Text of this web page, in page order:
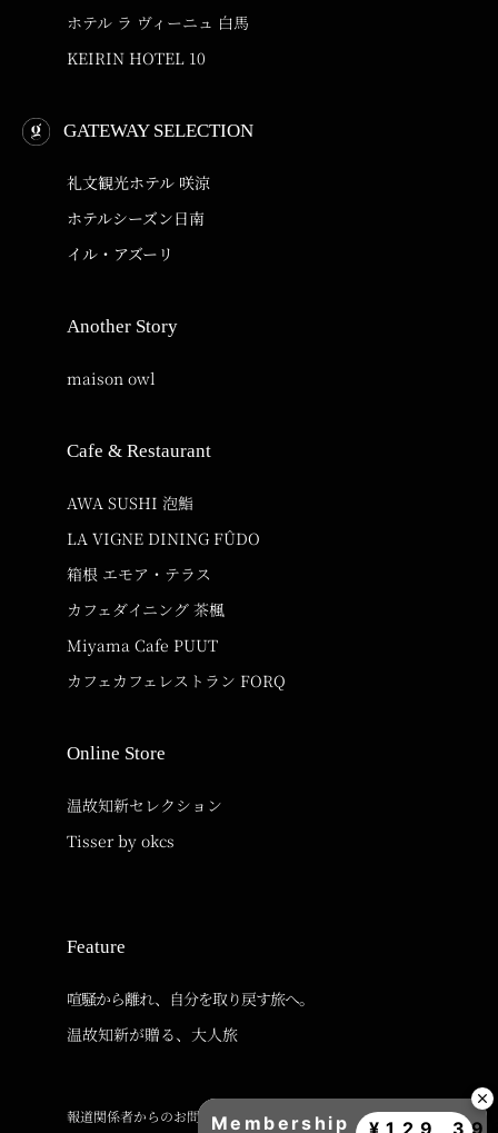
ホテル ラ ヴィーニュ 白馬
KEIRIN HOTEL 10
GATEWAY SELECTION
礼文観光ホテル 咲涼
ホテルシーズン日南
イル・アズーリ
Another Story
maison owl
Cafe & Restaurant
AWA SUSHI 泡鮨
LA VIGNE DINING FÛDO
箱根 エモア・テラス
カフェダイニング 茶楓
Miyama Cafe PUUT
カフェカフェレストラン FORQ
Online Store
温故知新セレクション
Tisser by okcs
Feature
喧騒から離れ、自分を取り戻す旅へ。
温故知新が贈る、大人旅
報道関係者からのお問い合わせMembership